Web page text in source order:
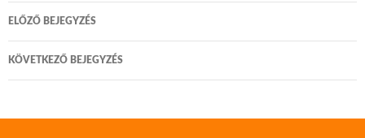
Bejegyzés
navigáció
ELŐZŐ BEJEGYZÉS
KÖVETKEZŐ BEJEGYZÉS